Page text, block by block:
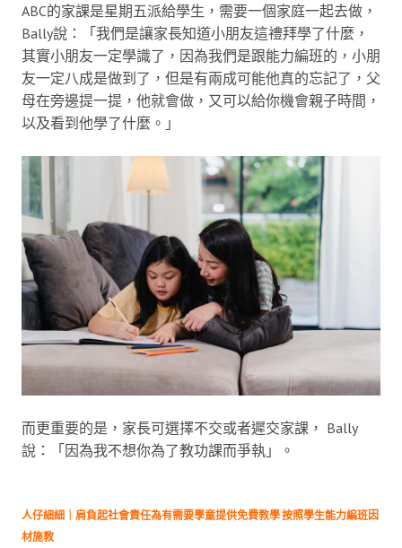
ABC的家課是星期五派給學生，需要一個家庭一起去做，
Bally說：「我們是讓家長知道小朋友這禮拜學了什麼，
其實小朋友一定學識了，因為我們是跟能力編班的，小朋
友一定八成是做到了，但是有兩成可能他真的忘記了，父
母在旁邊提一提，他就會做，又可以給你機會親子時間，
以及看到他學了什麼。」
而更重要的是，家長可選擇不交或者遲交家課， Bally
說：「因為我不想你為了教功課而爭執」。
人仔細細｜肩負起社會責任為有需要學童提供免費教學 按照學生能力編班因
材施教